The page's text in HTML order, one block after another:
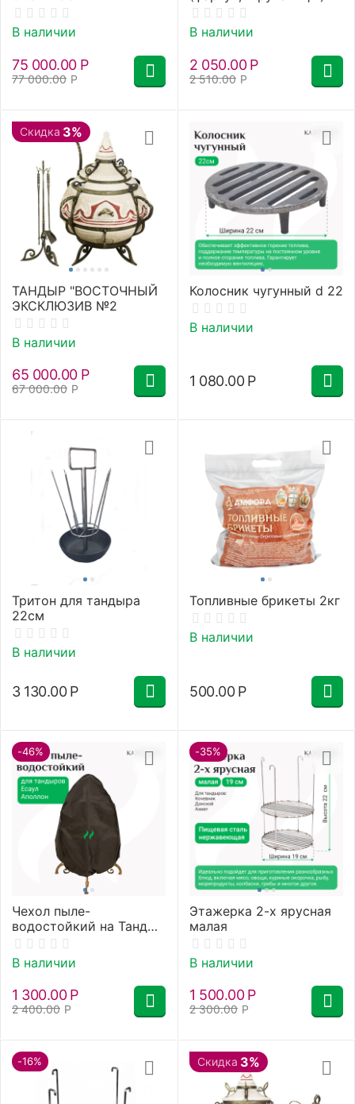
В наличии
77 000.00 Р
75 000.00 Р
В наличии
2 510.00 Р
2 050.00 Р
Скидка 3%
ТАНДЫР "ВОСТОЧНЫЙ
ЭКСКЛЮЗИВ №2
В наличии
67 000.00 Р
65 000.00 Р
Колосник чугунный d 22
В наличии
1 080.00 Р
Тритон для тандыра
22см
В наличии
3 130.00 Р
Топливные брикеты 2кг
В наличии
500.00 Р
-46%
Чехол пыле-
водостойкий на Тандыр
Есаул, Аполлон
В наличии
2 400.00 Р
1 300.00 Р
-35%
Этажерка 2-х ярусная
малая
В наличии
2 300.00 Р
1 500.00 Р
-16% Скидка 3%